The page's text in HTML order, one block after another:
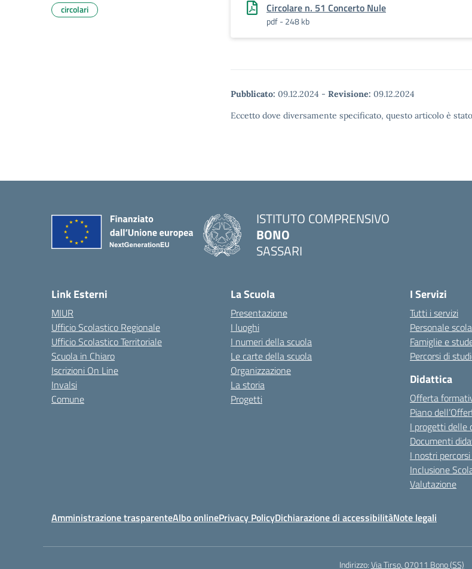
Circolare n. 51 Concerto Nule
pdf - 248 kb
Pubblicato: 09.12.2024 - Revisione: 09.12.2024
Eccetto dove diversamente specificato, questo articolo è
circolari
ISTITUTO COMPRENSIVO
BONO
SASSARI
Link Esterni
MIUR
Ufficio Scolastico Regionale
Ufficio Scolastico Territoriale
Scuola in Chiaro
Iscrizioni On Line
Invalsi
Comune
La Scuola
Presentazione
I luoghi
I numeri della scuola
Le carte della scuola
Organizzazione
La storia
Progetti
I Servizi
Tutti i servizi
Personale
Famiglie e
Percorsi di
Didattica
Offerta
Piano
I progetti delle
Documenti
I nostri
Inclusione
Valutazione
Amministrazione trasparenteAlbo onlinePrivacy PolicyDichiarazione di accessibilitàNote legali
Indirizzo:Via Tirso, 07011 Bono (SS)